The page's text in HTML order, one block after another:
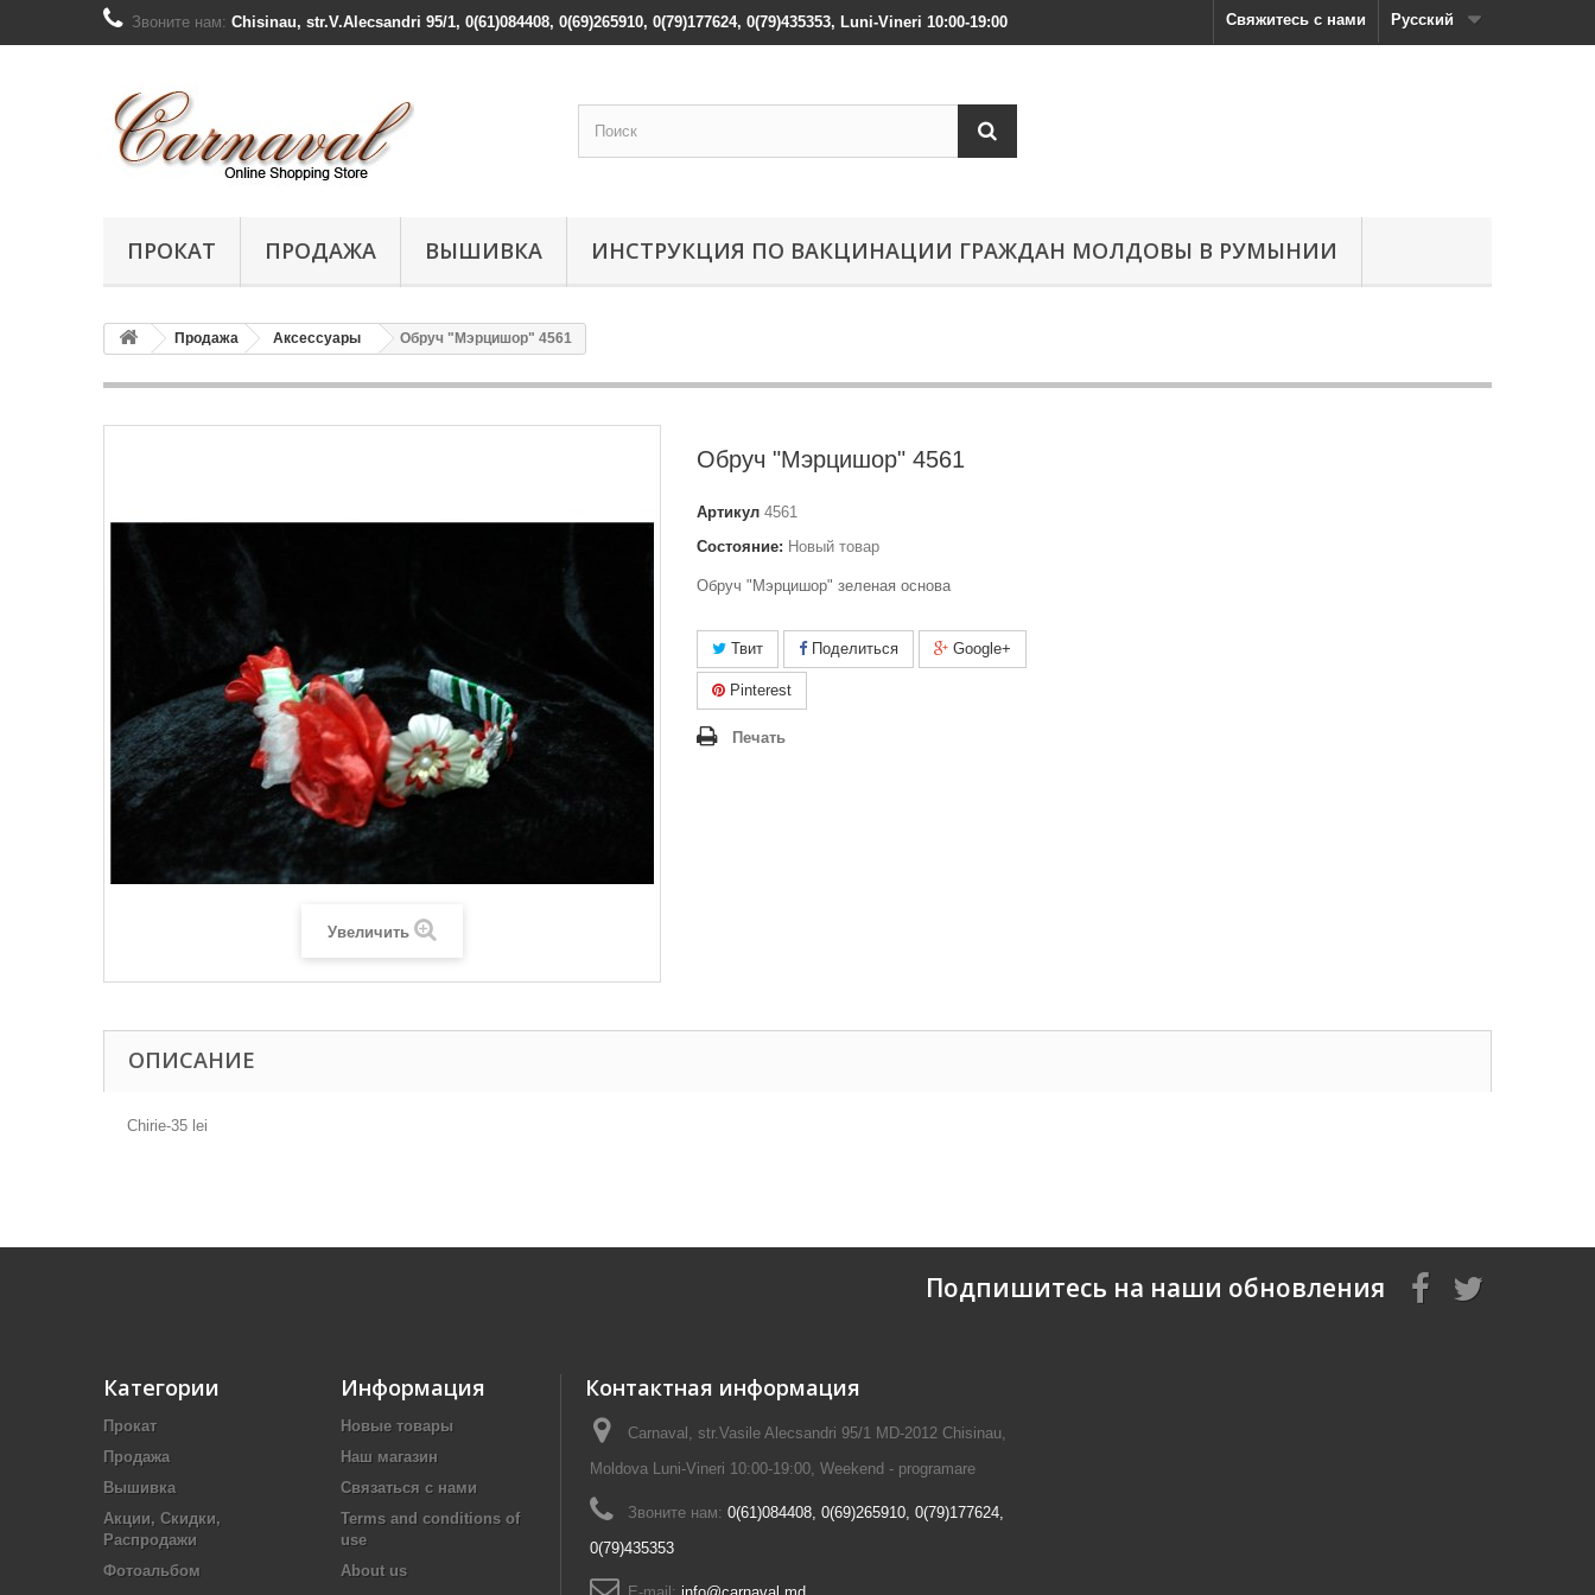
Русский
Свяжитесь с нами
Звоните нам: Chisinau, str.V.Alecsandri 95/1, 0(61)084408, 0(69)265910, 0(79)177624, 0(79)435353, Luni-Vineri 10:00-19:00
ПРОКАТ ПРОДАЖА ВЫШИВКА ИНСТРУКЦИЯ ПО ВАКЦИНАЦИИ ГРАЖДАН МОЛДОВЫ В РУМЫНИИ
Продажа Аксессуары Обруч "Мэрцишор" 4561
Увеличить
Обруч "Мэрцишор" 4561
Артикул 4561
Состояние: Новый товар
Обруч "Мэрцишор" зеленая основа
Твит Поделиться Google+
Pinterest
Печать
ОПИСАНИЕ
Chirie-35 lei
Подпишитесь на наши обновления
Категории
Прокат
Продажа
Вышивка
Акции, Скидки,
Распродажи
Фотоальбом
Информация
Новые товары
Наш магазин
Связаться с нами
Terms and conditions of
use
About us
Контактная информация
Carnaval, str.Vasile Alecsandri 95/1 MD-2012 Chisinau,
Moldova Luni-Vineri 10:00-19:00, Weekend - programare
Звоните нам: 0(61)084408, 0(69)265910, 0(79)177624,
0(79)435353